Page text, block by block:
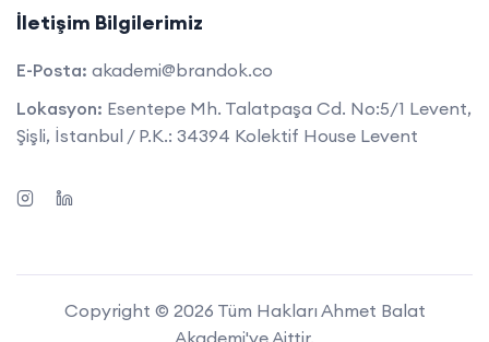
İletişim Bilgilerimiz
E-Posta: akademi@brandok.co
Lokasyon: Esentepe Mh. Talatpaşa Cd. No:5/1 Levent,
Şişli, İstanbul / P.K.: 34394 Kolektif House Levent
Copyright © 2026 Tüm Hakları Ahmet Balat
Akademi'ye Aittir.